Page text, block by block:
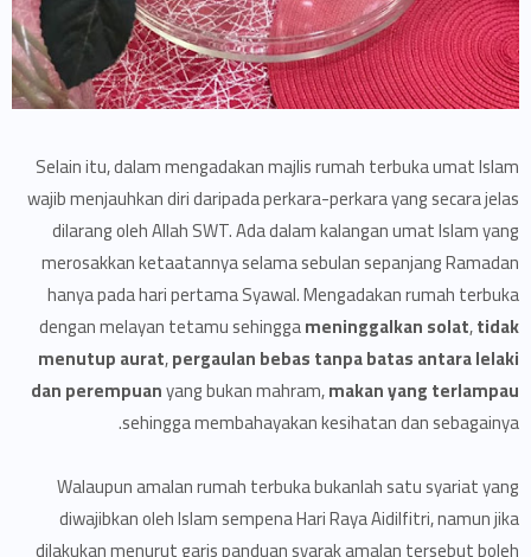
Selain itu, dalam mengadakan majlis rumah terbuka umat Islam
wajib menjauhkan diri daripada perkara-perkara yang secara jelas
dilarang oleh Allah SWT. Ada dalam kalangan umat Islam yang
merosakkan ketaatannya selama sebulan sepanjang Ramadan
hanya pada hari pertama Syawal. Mengadakan rumah terbuka
dengan melayan tetamu sehinggameninggalkan solat,tidak
menutup aurat,pergaulan bebas tanpa batas antara lelaki
dan perem­puanyang bukan mahram,makan yang terlampau
sehingga membahayakan kesihatan dan sebagainya.
Walaupun amalan rumah terbuka bukanlah satu syariat yang
diwajibkan oleh Islam sempena Hari Raya Aidilfitri, namun jika
dilakukan menurut garis panduan syarak amalan tersebut boleh